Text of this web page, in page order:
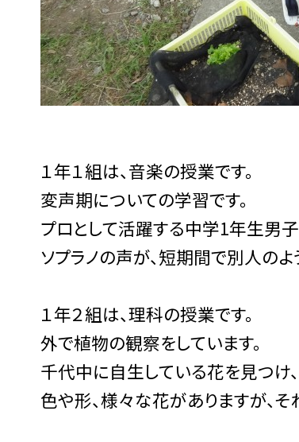
１年１組は、音楽の授業です。
変声期についての学習です。
プロとして活躍する中学1年生男
ソプラノの声が、短期間で別人のよ
１年２組は、理科の授業です。
外で植物の観察をしています。
千代中に自生している花を見つけ
色や形、様々な花がありますが、